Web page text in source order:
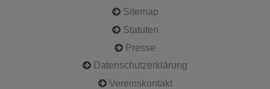
Sitemap
Statuten
Presse
Datenschutzerklärung
Vereinskontakt